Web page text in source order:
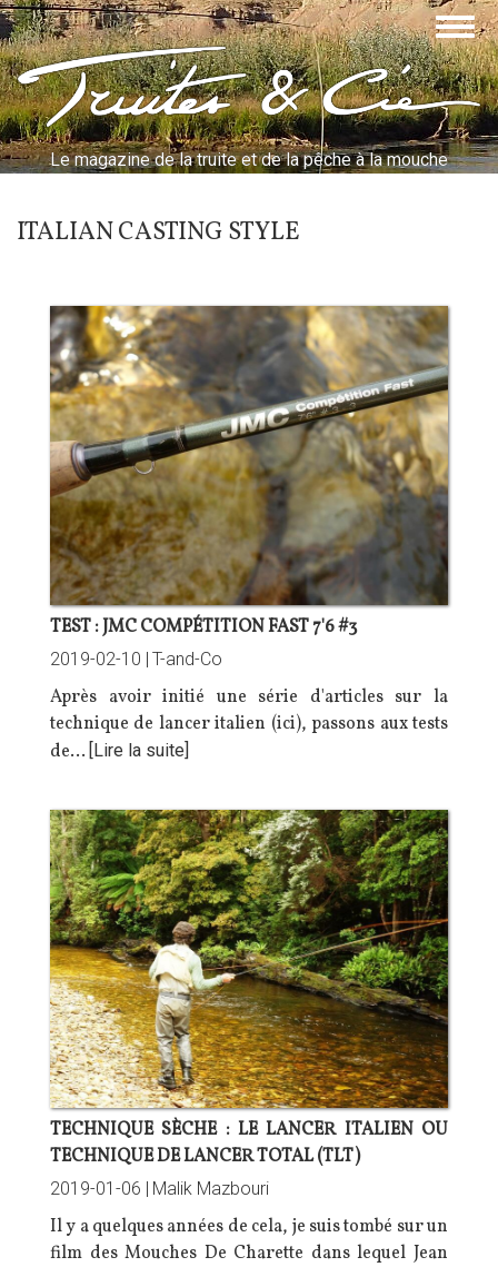
Aller
au
contenu
principalTruites & Cie
Le magazine de la truite et de la pêche à la mouche
ITALIAN CASTING STYLE
TEST : JMC COMPÉTITION FAST 7'6 #3
2019-02-10 | T-and-Co
Après avoir initié une série d'articles sur la
technique de lancer italien (ici), passons aux tests
de… [Lire la suite]
TECHNIQUE SÈCHE : LE LANCER ITALIEN OU
TECHNIQUE DE LANCER TOTAL (TLT)
2019-01-06 | Malik Mazbouri
Il y a quelques années de cela, je suis tombé sur un
film des Mouches De Charette dans lequel Jean